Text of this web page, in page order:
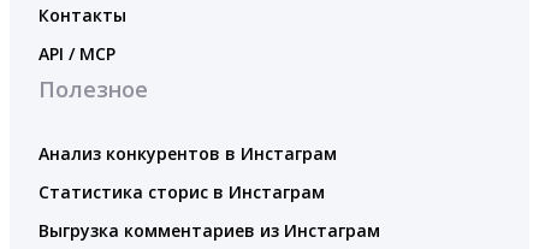
Контакты
API / MCP
Полезное
Анализ конкурентов в Инстаграм
Статистика сторис в Инстаграм
Выгрузка комментариев из Инстаграм